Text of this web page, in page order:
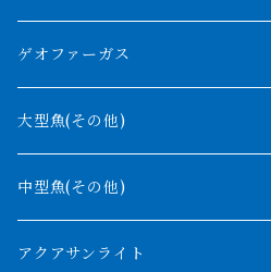
バンジャール
ラプラディ
ギニア
ナイジェリア
コンギクス
オルナティピンニス
コンゴ
ウィークシー
ゲオファーガス
大型魚(その他)
中型魚(その他)
アクアサンライト